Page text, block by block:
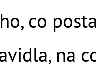
co
na